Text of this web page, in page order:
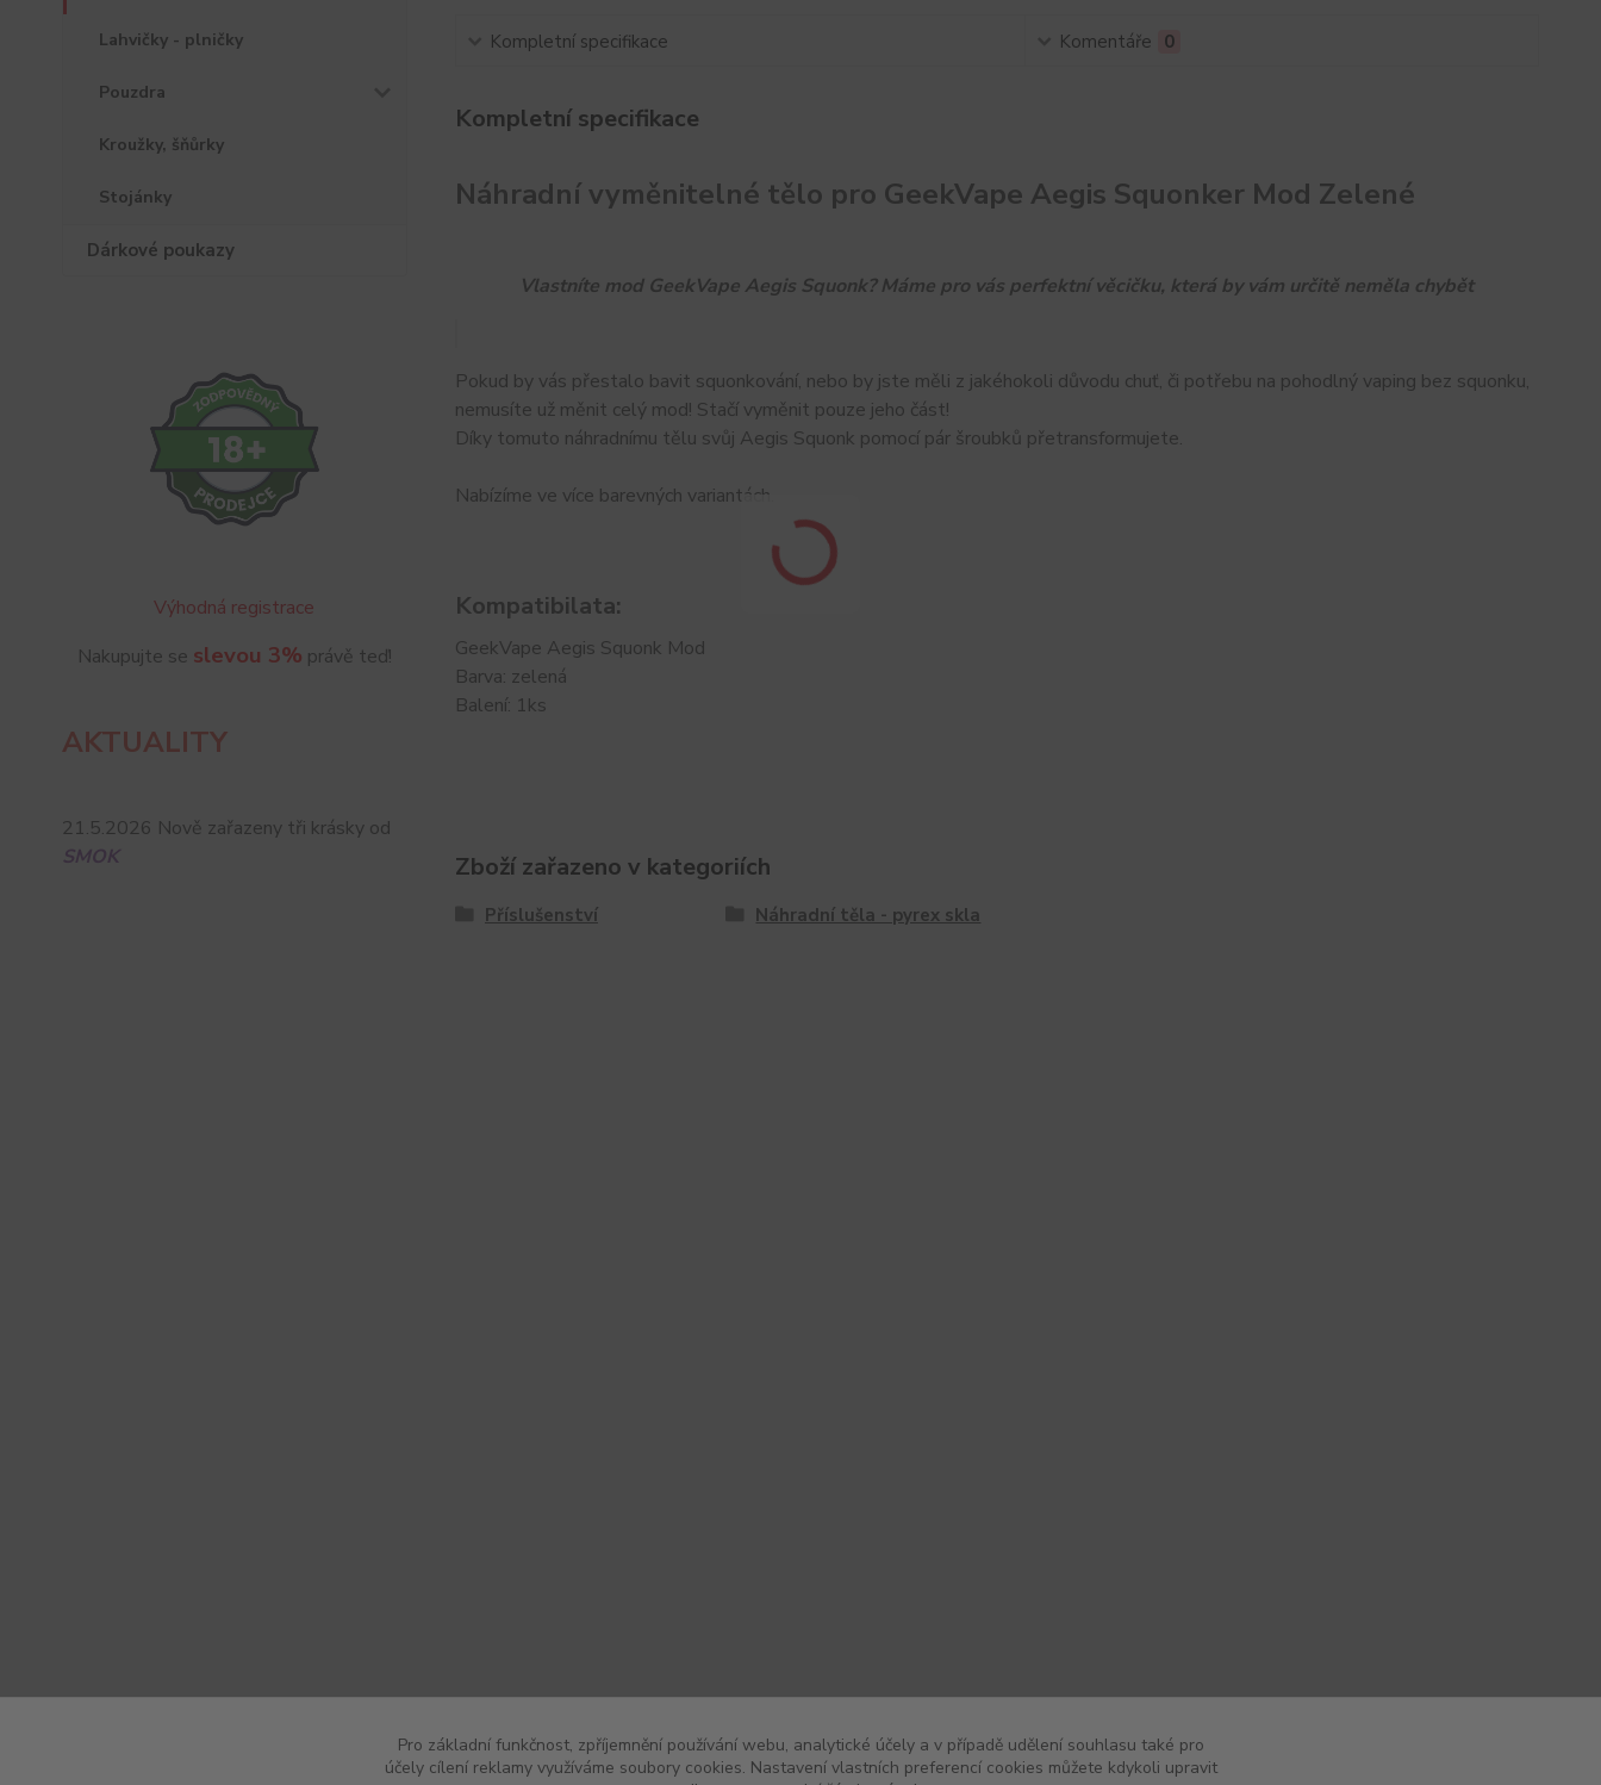
Lahvičky - plničky
Pouzdra
Kroužky, šňůrky
Stojánky
Dárkové poukazy
Výhodná registrace
Nakupujte se slevou 3% právě teď!
AKTUALITY
21.5.2026 Nově zařazeny tři krásky od
SMOK
Kompletní specifikace Komentáře 0
Kompletní specifikace
Náhradní vyměnitelné tělo pro GeekVape Aegis Squonker Mod Zelené
Vlastníte mod GeekVape Aegis Squonk? Máme pro vás perfektní věcičku, která by vám určitě neměla chybět
Pokud by vás přestalo bavit squonkování, nebo by jste měli z jakéhokoli důvodu chuť, či potřebu na pohodlný vaping bez squonku,
nemusíte už měnit celý mod! Stačí vyměnit pouze jeho část!
Díky tomuto náhradnímu tělu svůj Aegis Squonk pomocí pár šroubků přetransformujete.
Nabízíme ve více barevných variantách.
Kompatibilata:
GeekVape Aegis Squonk Mod
Barva: zelená
Balení: 1ks
Zboží zařazeno v kategoriích
Příslušenství Náhradní těla - pyrex skla
Pro základní funkčnost, zpříjemnění používání webu, analytické účely a v případě udělení souhlasu také pro
účely cílení reklamy využíváme soubory cookies. Nastavení vlastních preferencí cookies můžete kdykoli upravit